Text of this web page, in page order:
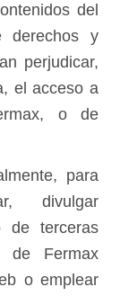
del
derechos y
perjudicar,
el acceso a
o de
para
divulgar
de terceras
de Fermax
o emplear